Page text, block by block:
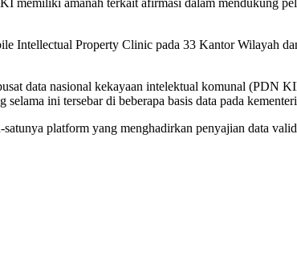
Intellectual Property Clinic pada 33 Kantor Wilayah
data nasional kekayaan intelektual komunal (PDN
ini tersebar di beberapa basis data pada
platform yang menghadirkan penyajian data